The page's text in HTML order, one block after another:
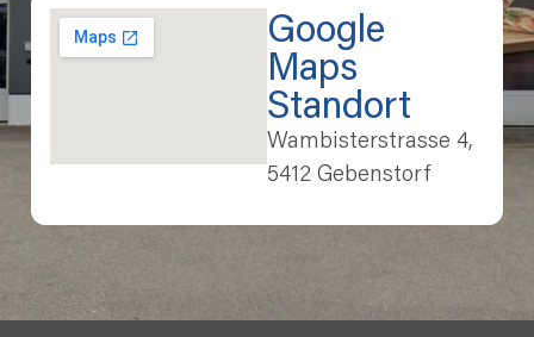
Google
Maps
Standort
Wambisterstrasse 4,
5412 Gebenstorf